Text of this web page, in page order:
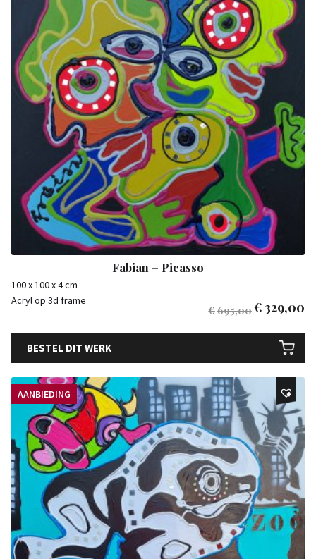
Fabian – Picasso
100 x 100 x 4 cm
Acryl op 3d frame
€695,00€ 329,00
BESTEL DIT WERK
AANBIEDING